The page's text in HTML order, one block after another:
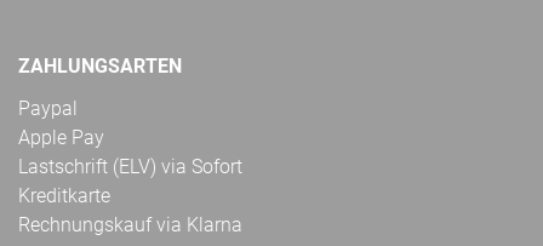
ZAHLUNGSARTEN
Paypal
Apple Pay
Lastschrift (ELV) via Sofort
Kreditkarte
Rechnungskauf via Klarna